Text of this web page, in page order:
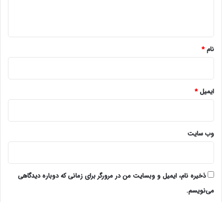
نام*
ایمیل*
وب‌ سایت
ذخیره نام، ایمیل و وبسایت من در مرورگر برای زمانی که دوباره دیدگاهی
می‌نویسم.